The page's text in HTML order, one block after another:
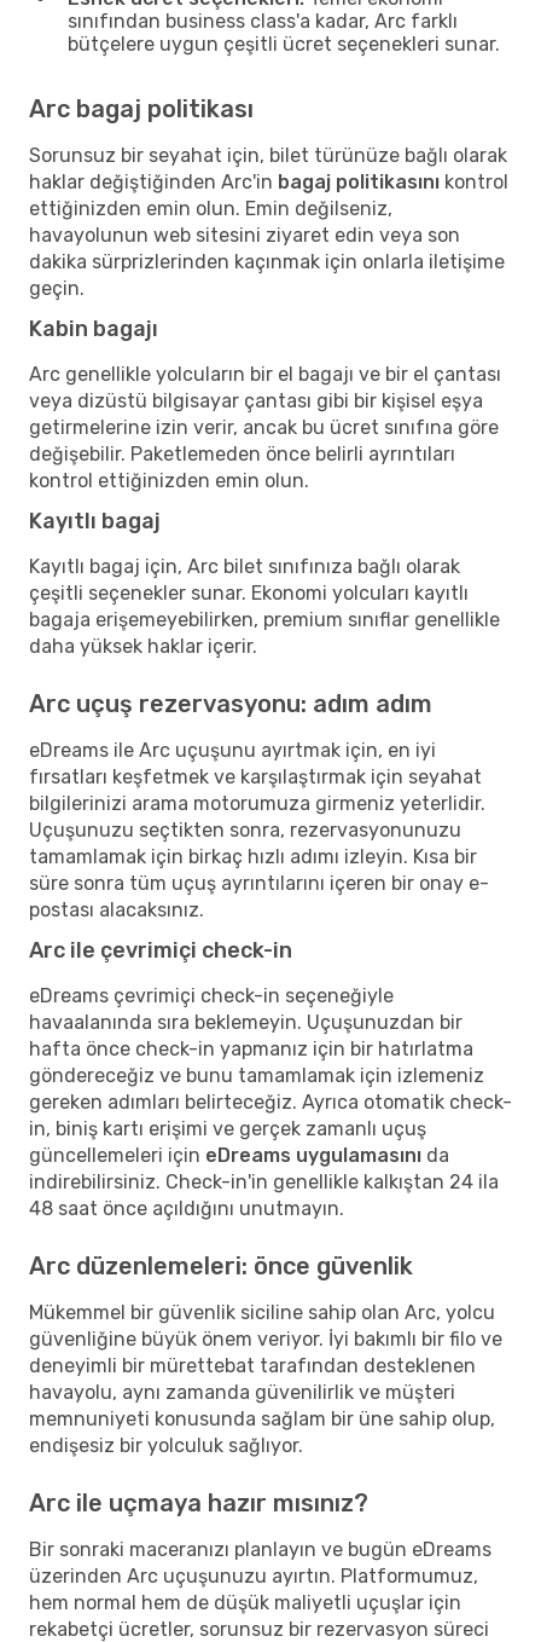
sınıfından business class'a kadar, Arc farklı
bütçelere uygun çeşitli ücret seçenekleri sunar.
Arc bagaj politikası
Sorunsuz bir seyahat için, bilet türünüze bağlı olarak
haklar değiştiğinden Arc'in bagaj politikasını kontrol
ettiğinizden emin olun. Emin değilseniz,
havayolunun web sitesini ziyaret edin veya son
dakika sürprizlerinden kaçınmak için onlarla iletişime
geçin.
Kabin bagajı
Arc genellikle yolcuların bir el bagajı ve bir el çantası
veya dizüstü bilgisayar çantası gibi bir kişisel eşya
getirmelerine izin verir, ancak bu ücret sınıfına göre
değişebilir. Paketlemeden önce belirli ayrıntıları
kontrol ettiğinizden emin olun.
Kayıtlı bagaj
Kayıtlı bagaj için, Arc bilet sınıfınıza bağlı olarak
çeşitli seçenekler sunar. Ekonomi yolcuları kayıtlı
bagaja erişemeyebilirken, premium sınıflar genellikle
daha yüksek haklar içerir.
Arc uçuş rezervasyonu: adım adım
eDreams ile Arc uçuşunu ayırtmak için, en iyi
fırsatları keşfetmek ve karşılaştırmak için seyahat
bilgilerinizi arama motorumuza girmeniz yeterlidir.
Uçuşunuzu seçtikten sonra, rezervasyonunuzu
tamamlamak için birkaç hızlı adımı izleyin. Kısa bir
süre sonra tüm uçuş ayrıntılarını içeren bir onay e-
postası alacaksınız.
Arc ile çevrimiçi check-in
eDreams çevrimiçi check-in seçeneğiyle
havaalanında sıra beklemeyin. Uçuşunuzdan bir
hafta önce check-in yapmanız için bir hatırlatma
göndereceğiz ve bunu tamamlamak için izlemeniz
gereken adımları belirteceğiz. Ayrıca otomatik check-
in, biniş kartı erişimi ve gerçek zamanlı uçuş
güncellemeleri için eDreams uygulamasını da
indirebilirsiniz. Check-in'in genellikle kalkıştan 24 ila
48 saat önce açıldığını unutmayın.
Arc düzenlemeleri: önce güvenlik
Mükemmel bir güvenlik siciline sahip olan Arc, yolcu
güvenliğine büyük önem veriyor. İyi bakımlı bir filo ve
deneyimli bir mürettebat tarafından desteklenen
havayolu, aynı zamanda güvenilirlik ve müşteri
memnuniyeti konusunda sağlam bir üne sahip olup,
endişesiz bir yolculuk sağlıyor.
Arc ile uçmaya hazır mısınız?
Bir sonraki maceranızı planlayın ve bugün eDreams
üzerinden Arc uçuşunuzu ayırtın. Platformumuz,
hem normal hem de düşük maliyetli uçuşlar için
rekabetçi ücretler, sorunsuz bir rezervasyon süreci